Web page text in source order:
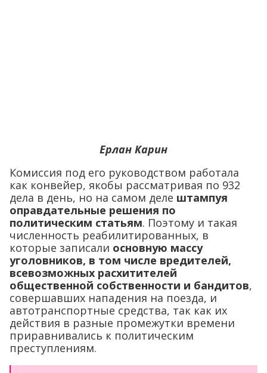
Ерлан Карин
Комиссия под его руководством работала
как конвейер, якобы рассматривая по 932
дела в день, но на самом деле штампуя
оправдательные решения по
политическим статьям. Поэтому и такая
численность реабилитированных, в
которые записали основную массу
уголовников, в том числе вредителей,
всевозможных расхитителей
общественной собственности и бандитов,
совершавших нападения на поезда, и
автотранспортные средства, так как их
действия в разные промежутки времени
приравнивались к политическим
преступлениям.